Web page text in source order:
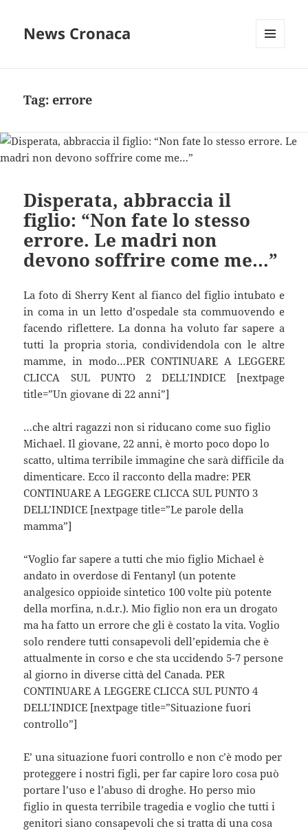
News Cronaca
Tag:errore
Disperata, abbraccia il
figlio: “Non fate lo stesso
errore. Le madri non
devono soffrire come me…”
La foto di Sherry Kent al fianco del figlio intubato e
in coma in un letto d’ospedale sta commuovendo e
facendo riflettere. La donna ha voluto far sapere a
tutti la propria storia, condividendola con le altre
mamme, in modo…PER CONTINUARE A LEGGERE
CLICCA SUL PUNTO 2 DELL’INDICE [nextpage
title=”Un giovane di 22 anni”]
…che altri ragazzi non si riducano come suo figlio
Michael. Il giovane, 22 anni, è morto poco dopo lo
scatto, ultima terribile immagine che sarà difficile da
dimenticare. Ecco il racconto della madre: PER
CONTINUARE A LEGGERE CLICCA SUL PUNTO 3
DELL’INDICE [nextpage title=”Le parole della
mamma”]
“Voglio far sapere a tutti che mio figlio Michael è
andato in overdose di Fentanyl (un potente
analgesico oppioide sintetico 100 volte più potente
della morfina, n.d.r.). Mio figlio non era un drogato
ma ha fatto un errore che gli è costato la vita. Voglio
solo rendere tutti consapevoli dell’epidemia che è
attualmente in corso e che sta uccidendo 5-7 persone
al giorno in diverse città del Canada. PER
CONTINUARE A LEGGERE CLICCA SUL PUNTO 4
DELL’INDICE [nextpage title=”Situazione fuori
controllo”]
E’ una situazione fuori controllo e non c’è modo per
proteggere i nostri figli, per far capire loro cosa può
portare l’uso e l’abuso di droghe. Ho perso mio
figlio in questa terribile tragedia e voglio che tutti i
genitori siano consapevoli che si tratta di una cosa